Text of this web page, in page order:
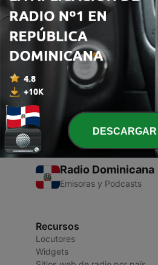
Episodios
PODCAST INGLÉS
23 mayo 2021
Radio Dominicana
Emisoras y Podcasts
Recursos
Locutores
Widgets